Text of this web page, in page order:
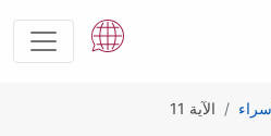
الآية 11